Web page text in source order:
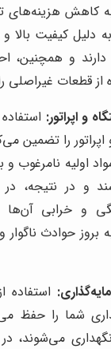
کاهش هزینه‌های
دلیل کیفیت بالا
و همچنین،
از قطعات
و اپراتور:
اپراتور را تضمین
اولیه نامرغوب و
و در نتیجه،
و خرابی آن‌ها
بروز حوادث
استفاده
شما را حفظ
می‌شوند،